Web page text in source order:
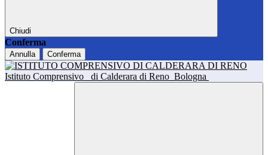
Chiudi
Conferma
Annulla Conferma
Istituto Comprensivo di Calderara di Reno Bologna